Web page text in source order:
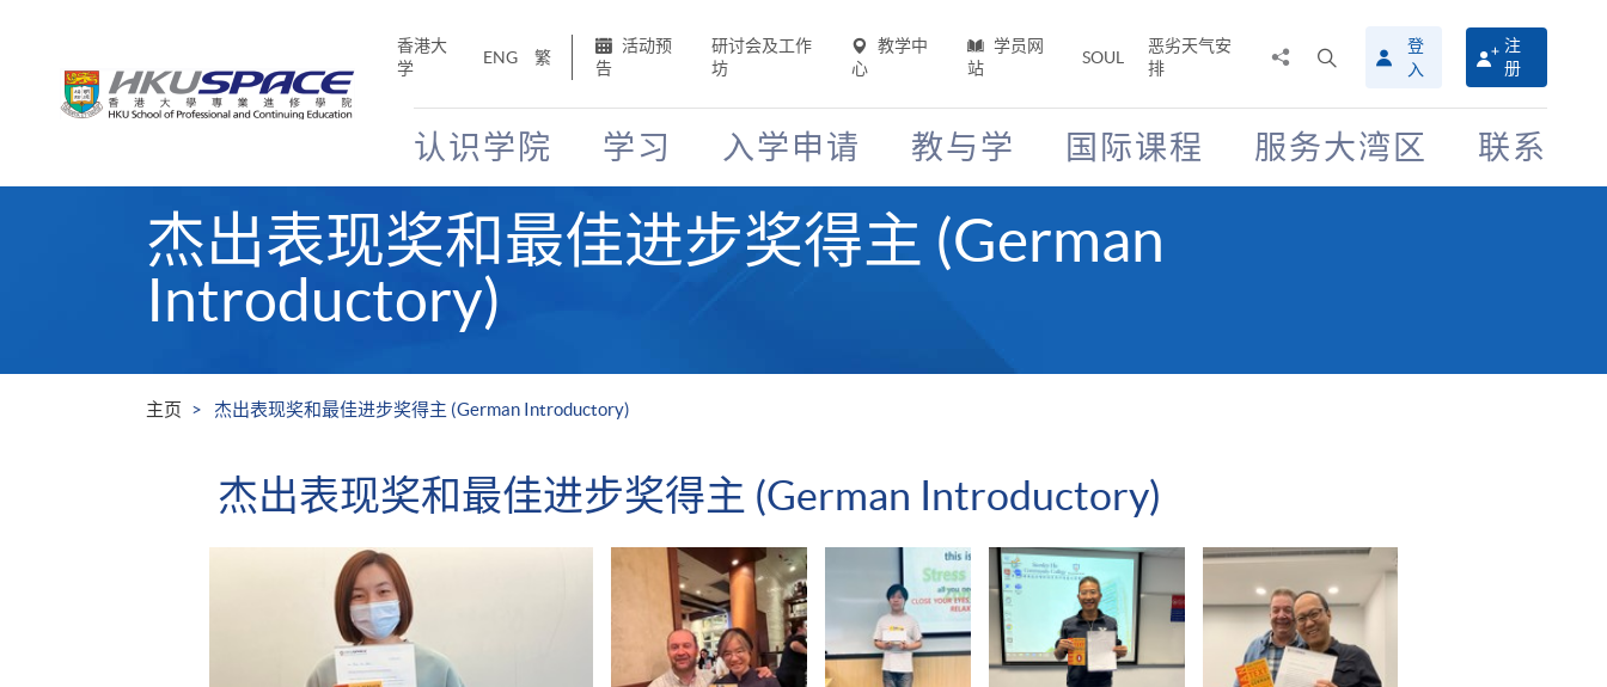
香港大
学
ENG 繁
活动预
告
研讨会及工作
坊
教学中
心
学员网
站
SOUL
恶劣天气安
排
搜
寻
介
面
登
入
注
册
认识学院 学习 入学申请 教与学 国际课程 服务大湾区 联系
杰出表现奖和最佳进步奖得主 (German
Introductory)
主页 杰出表现奖和最佳进步奖得主 (German Introductory)
杰出表现奖和最佳进步奖得主 (German Introductory)